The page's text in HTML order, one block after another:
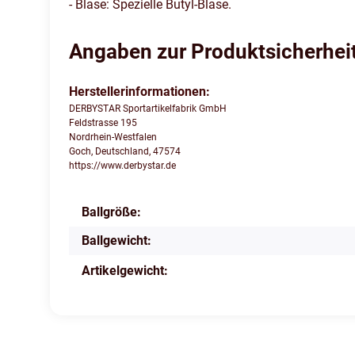
- Blase: Spezielle Butyl-Blase.
Angaben zur
Herstellerinformationen:
DERBYSTAR Sportartikelfabrik GmbH
Feldstrasse 195
Nordrhein-Westfalen
Goch, Deutschland, 47574
https://www.derbystar.de
Produkteigenschaft
Wert
Ballgröße:
Ballgewicht:
Artikelgewicht: